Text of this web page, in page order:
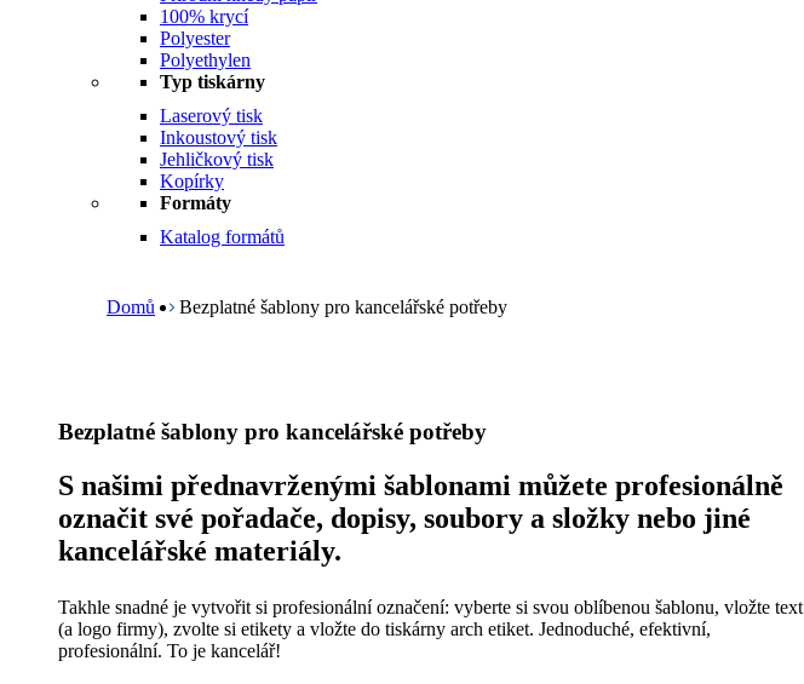
100% krycí
Polyester
Polyethylen
Typ tiskárny
Laserový tisk
Inkoustový tisk
Jehličkový tisk
Kopírky
Formáty
Katalog formátů
Domů Bezplatné šablony pro kancelářské potřeby
Bezplatné šablony pro kancelářské potřeby
S našimi přednavrženými šablonami můžete profesionálně
označit své pořadače, dopisy, soubory a složky nebo jiné
kancelářské materiály.
Takhle snadné je vytvořit si profesionální označení: vyberte si svou oblíbenou šablonu, vložte text
(a logo firmy), zvolte si etikety a vložte do tiskárny arch etiket. Jednoduché, efektivní,
profesionální. To je kancelář!